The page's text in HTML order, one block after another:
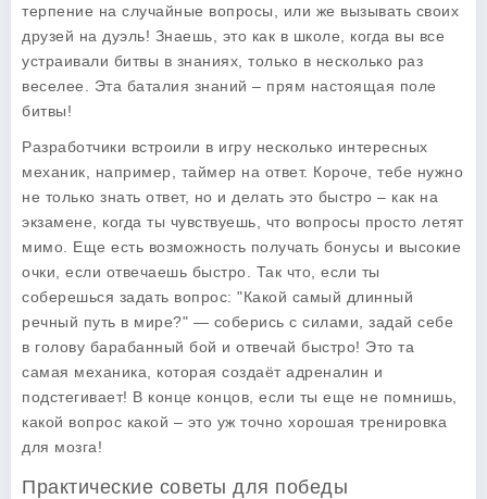
терпение на случайные вопросы, или же вызывать своих
друзей на дуэль! Знаешь, это как в школе, когда вы все
устраивали битвы в знаниях, только в несколько раз
веселее. Эта баталия знаний – прям настоящая поле
битвы!
Разработчики встроили в игру несколько интересных
механик, например, таймер на ответ. Короче, тебе нужно
не только знать ответ, но и делать это быстро – как на
экзамене, когда ты чувствуешь, что вопросы просто летят
мимо. Еще есть возможность получать бонусы и высокие
очки, если отвечаешь быстро. Так что, если ты
соберешься задать вопрос: "Какой самый длинный
речный путь в мире?" — соберись с силами, задай себе
в голову барабанный бой и отвечай быстро! Это та
самая механика, которая создаёт адреналин и
подстегивает! В конце концов, если ты еще не помнишь,
какой вопрос какой – это уж точно хорошая тренировка
для мозга!
Практические советы для победы